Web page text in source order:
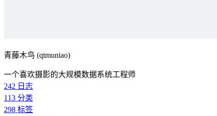
青藤木鸟 (qtmuniao)
一个喜欢摄影的大规模数据系统工程师
242 日志
113 分类
298 标签